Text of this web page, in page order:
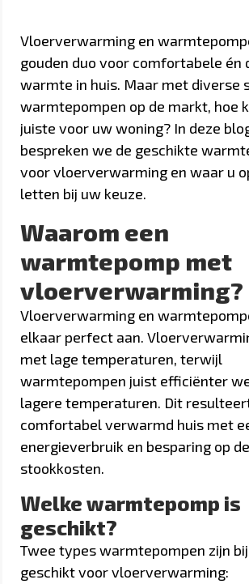
Vloerverwarming en
gouden duo voor comfortabele én
warmte in huis. Maar met diverse
warmtepompen op de markt, hoe
juiste voor uw woning? In deze
bespreken we de geschikte
voor vloerverwarming en waar u
letten bij uw keuze.
Waarom een
warmtepomp met
vloerverwarming?
Vloerverwarming en
elkaar perfect aan.
met lage temperaturen, terwijl
warmtepompen juist efficiënter
lagere temperaturen. Dit
comfortabel verwarmd huis met
energieverbruik en besparing op de
stookkosten.
Welke warmtepomp is
geschikt?
Twee types warmtepompen zijn
geschikt voor vloerverwarming: